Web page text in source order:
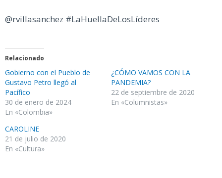
@rvillasanchez #LaHuellaDeLosLíderes
Relacionado
Gobierno con el Pueblo de
Gustavo Petro llegó al
Pacífico
30 de enero de 2024
En «Colombia»
¿CÓMO VAMOS CON LA
PANDEMIA?
22 de septiembre de 2020
En «Columnistas»
CAROLINE
21 de julio de 2020
En «Cultura»